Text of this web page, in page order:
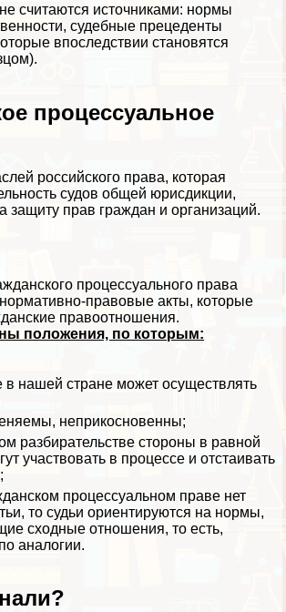
считаются источниками: нормы
судебные прецеденты
впоследствии становятся
процессуальное
российского права, которая
судов общей юрисдикции,
защиту прав граждан и организаций.
процессуального права
правовые акты, которые
правоотношения.
положения, по которым:
в нашей стране может осуществлять
неприкосновенны;
разбирательстве стороны в равной
участвовать в процессе и отстаивать
процессуальном праве нет
то судьи ориентируются на нормы,
сходные отношения, то есть,
аналогии.